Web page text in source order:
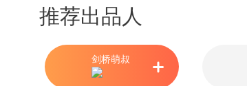
公鹿 @摸鱼兄弟 @密小云 @脑
袋卡卡 @聂千亿 @宁安羽然看
视界 @柠檬小奶茉 @跑不快的
汪汪 @墙人搞笑#地球online秋
关副本 #2026秋季搜狐视频关注
推荐出品人
剑桥萌叔